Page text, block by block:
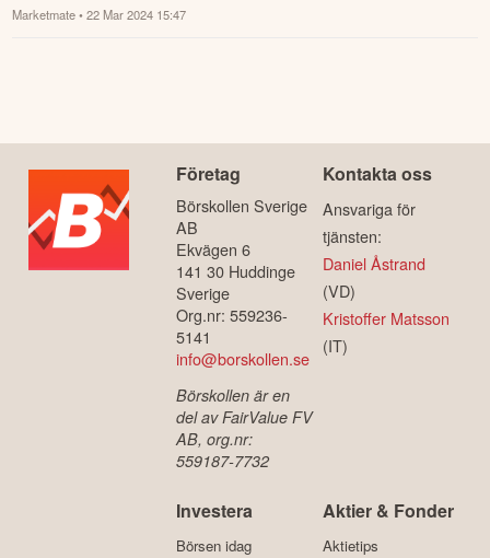
Marketmate • 22 Mar 2024 15:47
Företag
Börskollen Sverige
AB
Ekvägen 6
141 30 Huddinge
Sverige
Org.nr: 559236-
5141
info@borskollen.se
Börskollen är en
del av FairValue FV
AB, org.nr:
559187-7732
Kontakta oss
Ansvariga för
tjänsten:
Daniel Åstrand
(VD)
Kristoffer Matsson
(IT)
Investera
Börsen idag
Aktier & Fonder
Aktietips